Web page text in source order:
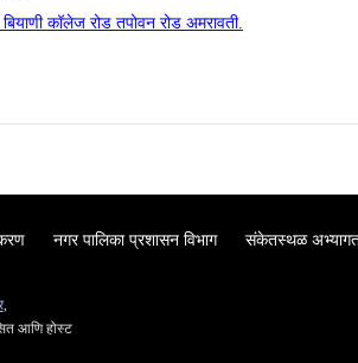
कॉलेज रोड तपोवन रोड अमरावती.
नगर पालिका प्रशासन विभाग संकेतस्थळ अभ्यागत
,
आणि होस्ट